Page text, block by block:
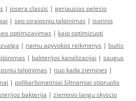
| josera classic | geriausias pelesio
| seo straipsniu talpinimas | isorinis
optimizavimas | kaip optimizuoti
| namu apyvokos reikmenys | buitis
| bakterijos kanalizacijai | saugus
talpinimas | nuo kada ziemines |
| polikarbonatiniai šiltnamiai stipruolis
bakterija | zieminio langu skyscio